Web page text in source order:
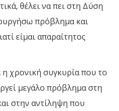
θέλει να πει στη Δύση
πρόβλημα και
είμαι απαραίτητος
η χρονική συγκυρία που το
μεγάλο πρόβλημα στη
στην αντίληψη που